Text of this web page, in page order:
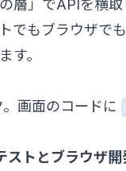
層」でAPIを横
でもブラウザで
す。
画面のコードに
トとブラウザ開